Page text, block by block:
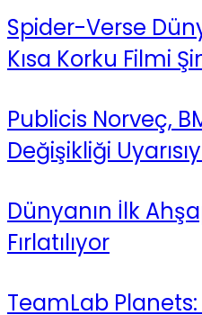
Spider-Verse
Kısa Korku Filmi
Publicis Norveç,
Değişikliği
Dünyanın İlk
Fırlatılıyor
TeamLab